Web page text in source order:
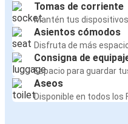
Tomas de corriente
Mantén tus
Asientos cómodos
Disfruta de más
Consigna de
Espacio para guardar
Aseos
Disponible en todos los